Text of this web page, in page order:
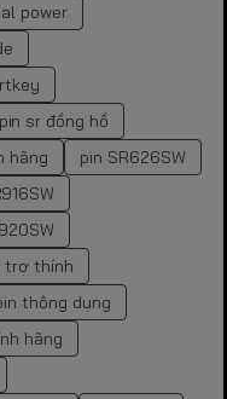
power
pin sr đồng hồ
hãng
pin SR626SW
trợ thính
thông dụng
hãng